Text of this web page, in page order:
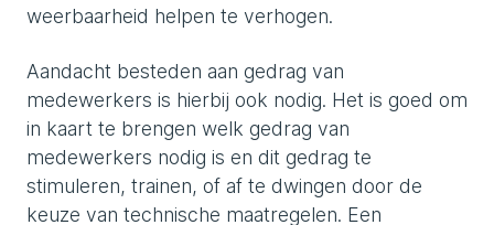
weerbaarheid helpen te verhogen.
Aandacht besteden aan gedrag van
medewerkers is hierbij ook nodig. Het is goed om
in kaart te brengen welk gedrag van
medewerkers nodig is en dit gedrag te
stimuleren, trainen, of af te dwingen door de
keuze van technische maatregelen. Een